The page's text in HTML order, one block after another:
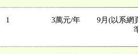
1 3萬元/年
9月(以系網